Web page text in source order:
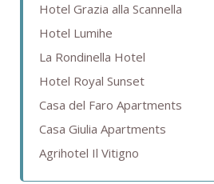
Hotel Grazia alla Scannella
Hotel Lumihe
La Rondinella Hotel
Hotel Royal Sunset
Casa del Faro Apartments
Casa Giulia Apartments
Agrihotel Il Vitigno